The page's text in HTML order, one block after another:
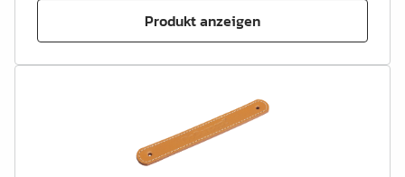
Produkt anzeigen